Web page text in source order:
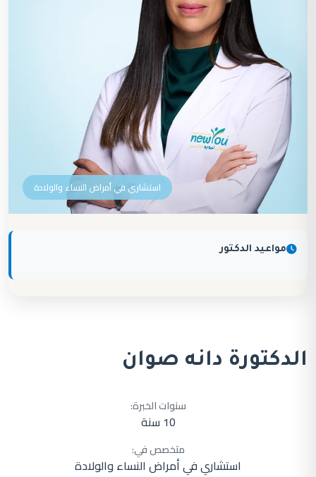
استشاري في أمراض النساء والولادة
مواعيد الدكتور
الدكتورة دانه صوان
سنوات الخبرة:
10 سنة
متخصص في:
استشاري في أمراض النساء والولادة